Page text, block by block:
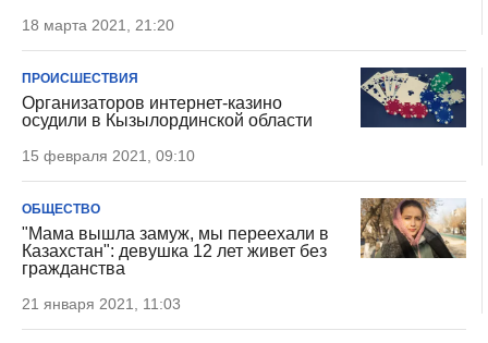
18 марта 2021, 21:20
ПРОИСШЕСТВИЯ
Организаторов интернет-казино
осудили в Кызылординской области
15 февраля 2021, 09:10
ОБЩЕСТВО
"Мама вышла замуж, мы переехали в
Казахстан": девушка 12 лет живет без
гражданства
21 января 2021, 11:03